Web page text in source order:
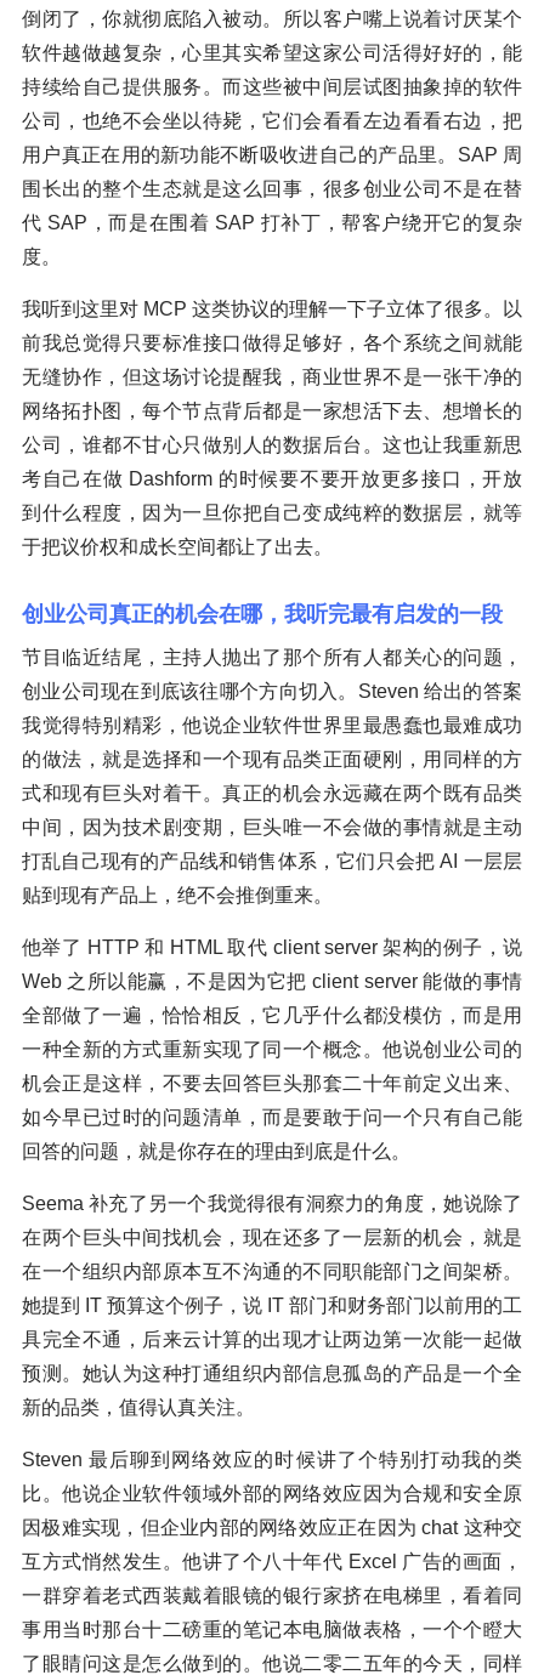
倒闭了，你就彻底陷入被动。所以客户嘴上说着讨厌某个
软件越做越复杂，心里其实希望这家公司活得好好的，能
持续给自己提供服务。而这些被中间层试图抽象掉的软件
公司，也绝不会坐以待毙，它们会看看左边看看右边，把
用户真正在用的新功能不断吸收进自己的产品里。SAP 周
围长出的整个生态就是这么回事，很多创业公司不是在替
代 SAP，而是在围着 SAP 打补丁，帮客户绕开它的复杂
度。
我听到这里对 MCP 这类协议的理解一下子立体了很多。以
前我总觉得只要标准接口做得足够好，各个系统之间就能
无缝协作，但这场讨论提醒我，商业世界不是一张干净的
网络拓扑图，每个节点背后都是一家想活下去、想增长的
公司，谁都不甘心只做别人的数据后台。这也让我重新思
考自己在做 Dashform 的时候要不要开放更多接口，开放
到什么程度，因为一旦你把自己变成纯粹的数据层，就等
于把议价权和成长空间都让了出去。
创业公司真正的机会在哪，我听完最有启发的一段
节目临近结尾，主持人抛出了那个所有人都关心的问题，
创业公司现在到底该往哪个方向切入。Steven 给出的答案
我觉得特别精彩，他说企业软件世界里最愚蠢也最难成功
的做法，就是选择和一个现有品类正面硬刚，用同样的方
式和现有巨头对着干。真正的机会永远藏在两个既有品类
中间，因为技术剧变期，巨头唯一不会做的事情就是主动
打乱自己现有的产品线和销售体系，它们只会把 AI 一层层
贴到现有产品上，绝不会推倒重来。
他举了 HTTP 和 HTML 取代 client server 架构的例子，说
Web 之所以能赢，不是因为它把 client server 能做的事情
全部做了一遍，恰恰相反，它几乎什么都没模仿，而是用
一种全新的方式重新实现了同一个概念。他说创业公司的
机会正是这样，不要去回答巨头那套二十年前定义出来、
如今早已过时的问题清单，而是要敢于问一个只有自己能
回答的问题，就是你存在的理由到底是什么。
Seema 补充了另一个我觉得很有洞察力的角度，她说除了
在两个巨头中间找机会，现在还多了一层新的机会，就是
在一个组织内部原本互不沟通的不同职能部门之间架桥。
她提到 IT 预算这个例子，说 IT 部门和财务部门以前用的工
具完全不通，后来云计算的出现才让两边第一次能一起做
预测。她认为这种打通组织内部信息孤岛的产品是一个全
新的品类，值得认真关注。
Steven 最后聊到网络效应的时候讲了个特别打动我的类
比。他说企业软件领域外部的网络效应因为合规和安全原
因极难实现，但企业内部的网络效应正在因为 chat 这种交
互方式悄然发生。他讲了个八十年代 Excel 广告的画面，
一群穿着老式西装戴着眼镜的银行家挤在电梯里，看着同
事用当时那台十二磅重的笔记本电脑做表格，一个个瞪大
了眼睛问这是怎么做到的。他说二零二五年的今天，同样